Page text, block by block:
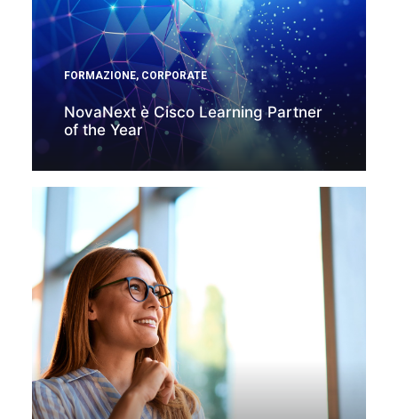
FORMAZIONE, CORPORATE
NovaNext è Cisco Learning Partner
of the Year